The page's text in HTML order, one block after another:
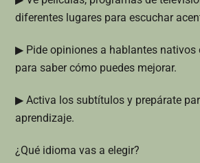
diferentes lugares para escuchar
▶ Pide opiniones a hablantes nativos
para saber cómo puedes mejorar.
▶ Activa los subtítulos y prepárate
aprendizaje.
¿Qué idioma vas a elegir?